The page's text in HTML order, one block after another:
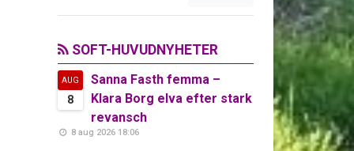
SOFT-HUVUDNYHETER
AUG
8
Sanna Fasth femma –
Klara Borg elva efter stark
revansch
8 aug 2026 18:06